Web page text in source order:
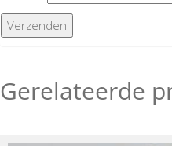
Gerelateerde